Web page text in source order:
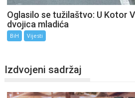
Oglasilo se tužilaštvo: U Kotor
dvojica mladića
BiH Vijesti
Izdvojeni sadržaj